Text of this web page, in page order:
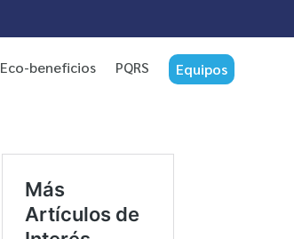
Eco-beneficios PQRS Equipos